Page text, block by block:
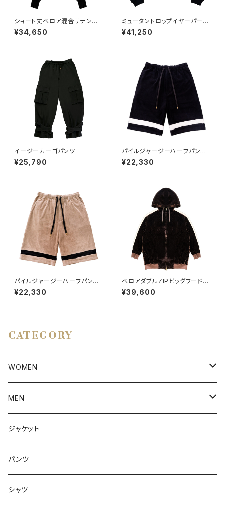
ショート丈ベロア混合サテンジ
ャージパーカー
¥34,650
ミュータントロップイヤーパーカ
ー BLACK
¥41,250
イージーカーゴパンツ
¥25,790
パイルジャージーハーフパン
ツ BLACK
¥22,330
パイルジャージーハーフパン
ツ BEIGE
¥22,330
ベロアダブルZIPビッグフードパ
ーカー BROWN
¥39,600
CATEGORY
WOMEN
アウター
ボトムス
トップス
MEN
アウター
インナー
ボトムス
ジャケット
パンツ
シャツ